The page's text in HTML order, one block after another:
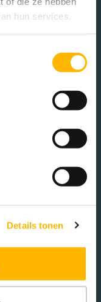
hun services.
Details tonen
huishoudens